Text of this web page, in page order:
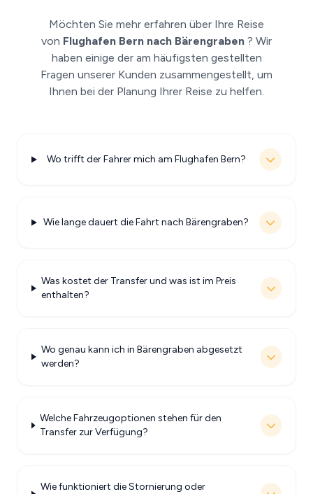
Möchten Sie mehr erfahren über Ihre Reise
von Flughafen Bern nach Bärengraben ? Wir
haben einige der am häufigsten gestellten
Fragen unserer Kunden zusammengestellt, um
Ihnen bei der Planung Ihrer Reise zu helfen.
Wo trifft der Fahrer mich am Flughafen Bern?
Wie lange dauert die Fahrt nach Bärengraben?
Was kostet der Transfer und was ist im Preis
enthalten?
Wo genau kann ich in Bärengraben abgesetzt
werden?
Welche Fahrzeugoptionen stehen für den
Transfer zur Verfügung?
Wie funktioniert die Stornierung oder